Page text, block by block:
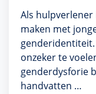
Als hulpverlener
maken met
onzeker te
genderdysforie
handvatten …